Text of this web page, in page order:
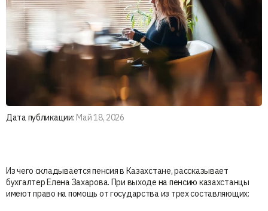
Дата публикации: Май 18, 2026
Из чего складывается пенсия в Казахстане, рассказывает
бухгалтер Елена Захарова. При выходе на пенсию казахстанцы
имеют право на помощь от государства из трех составляющих: